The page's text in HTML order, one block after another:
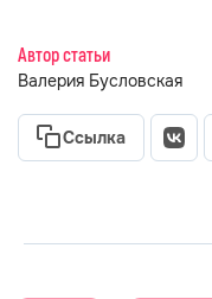
Автор статьи
Валерия Бусловская
Ссылка